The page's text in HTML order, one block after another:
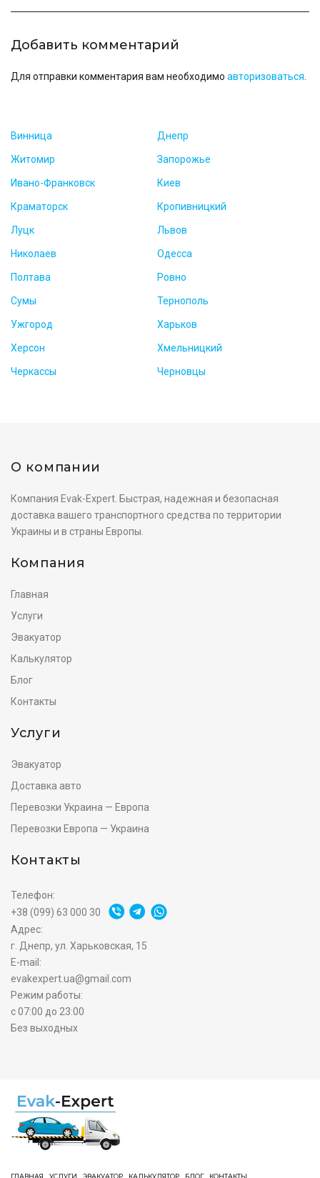
Винница Днепр
Житомир Запорожье
Ивано-Франковск Киев
Краматорск Кропивницкий
Луцк Львов
Николаев Одесса
Полтава Ровно
Сумы Тернополь
Ужгород Харьков
Херсон Хмельницкий
Черкассы Черновцы
Добавить комментарий
Для отправки комментария вам необходимо авторизоваться
О компании
Компания Evak-Expert. Быстрая, надежная и безопасная
доставка вашего транспортного средства по территории
Украины и в страны Европы.
Компания
Главная
Услуги
Эвакуатор
Калькулятор
Блог
Контакты
Услуги
Эвакуатор
Доставка авто
Перевозки Украина — Европа
Перевозки Европа — Украина
Контакты
Телефон:
+38 (099) 63 000 30
Адрес:
г. Днепр, ул. Харьковская, 15
E-mail:
evakexpert.ua@gmail.com
Режим работы:
с 07:00 до 23:00
Без выходных
ГЛАВНАЯ УСЛУГИ ЭВАКУАТОР КАЛЬКУЛЯТОР БЛОГ КОНТАКТЫ